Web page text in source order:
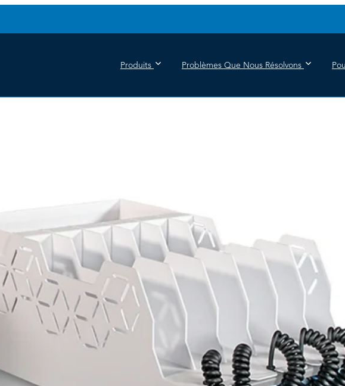
Produits Problèmes Que Nous Résolvons